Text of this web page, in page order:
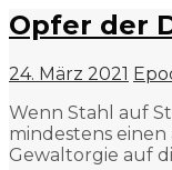
Opfer der
24. März 2021
Wenn Stahl auf
mindestens
Gewaltorgie auf